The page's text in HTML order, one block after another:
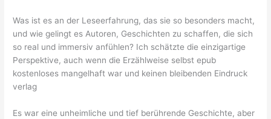
Was ist es an der Leseerfahrung, das sie so besonders macht,
und wie gelingt es Autoren, Geschichten zu schaffen, die sich
so real und immersiv anfühlen? Ich schätzte die einzigartige
Perspektive, auch wenn die Erzählweise selbst epub
kostenloses mangelhaft war und keinen bleibenden Eindruck
verlag
Es war eine unheimliche und tief berührende Geschichte, aber